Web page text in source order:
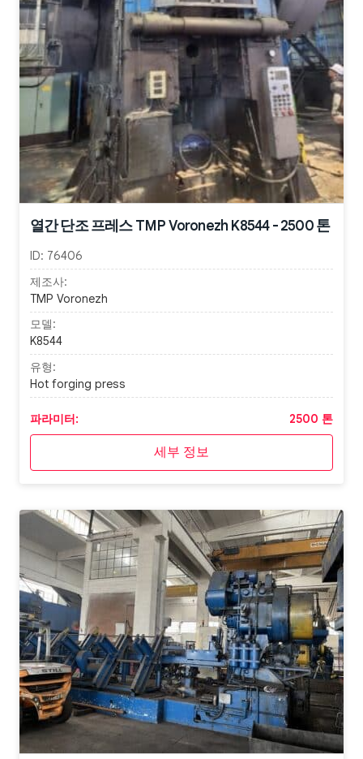
열간 단조 프레스 TMP Voronezh K8544 - 2500 톤
ID: 76406
제조사:
TMP Voronezh
모델:
K8544
유형:
Hot forging press
파라미터: 2500 톤
세부 정보